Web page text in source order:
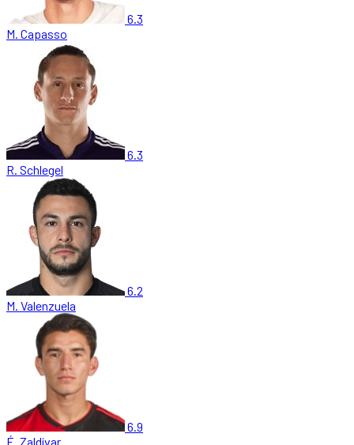
6.3
M. Capasso
6.3
R. Schlegel
6.2
M. Valenzuela
6.9
É. Zaldívar